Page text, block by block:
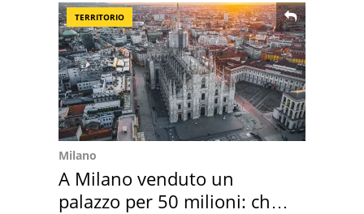
TERRITORIO
Milano
A Milano venduto un
palazzo per 50 milioni: chi